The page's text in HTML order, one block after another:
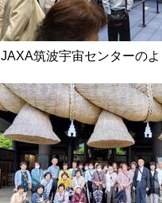
JAXA筑波宇宙センターの